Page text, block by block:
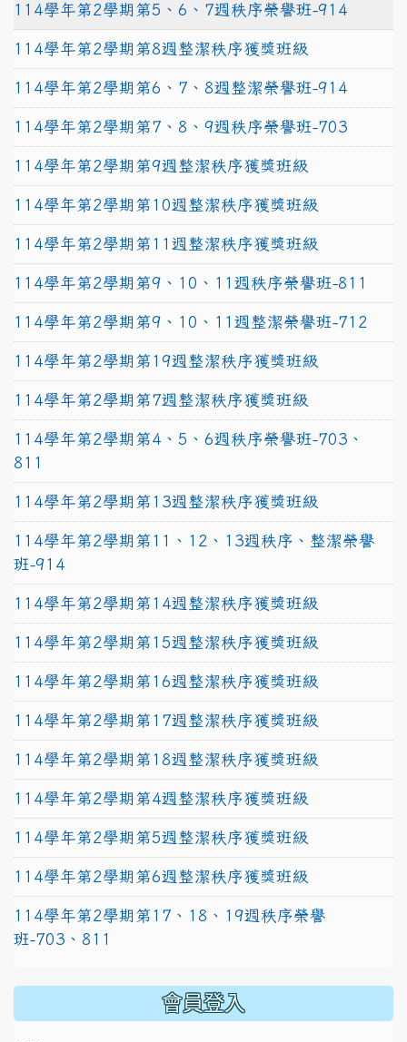
114學年第2學期第5、6、7週秩序榮譽班-914
114學年第2學期第8週整潔秩序獲獎班級
114學年第2學期第6、7、8週整潔榮譽班-914
114學年第2學期第7、8、9週秩序榮譽班-703
114學年第2學期第9週整潔秩序獲獎班級
114學年第2學期第10週整潔秩序獲獎班級
114學年第2學期第11週整潔秩序獲獎班級
114學年第2學期第9、10、11週秩序榮譽班-811
114學年第2學期第9、10、11週整潔榮譽班-712
114學年第2學期第19週整潔秩序獲獎班級
114學年第2學期第7週整潔秩序獲獎班級
114學年第2學期第4、5、6週秩序榮譽班-703、
811
114學年第2學期第13週整潔秩序獲獎班級
114學年第2學期第11、12、13週秩序、整潔榮譽
班-914
114學年第2學期第14週整潔秩序獲獎班級
114學年第2學期第15週整潔秩序獲獎班級
114學年第2學期第16週整潔秩序獲獎班級
114學年第2學期第17週整潔秩序獲獎班級
114學年第2學期第18週整潔秩序獲獎班級
114學年第2學期第4週整潔秩序獲獎班級
114學年第2學期第5週整潔秩序獲獎班級
114學年第2學期第6週整潔秩序獲獎班級
114學年第2學期第17、18、19週秩序榮譽
班-703、811
會員登入